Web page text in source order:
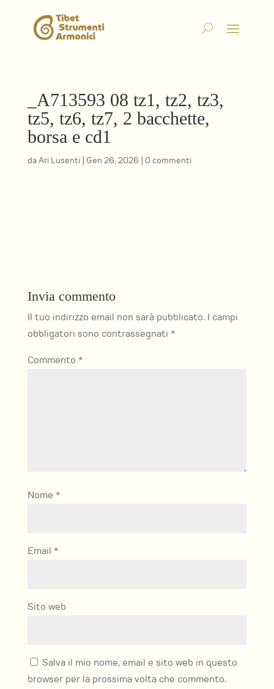
_A713593 08 tz1, tz2, tz3,
tz5, tz6, tz7, 2 bacchette,
borsa e cd1
daAri Lusenti | Gen 26, 2026 | 0 commenti
Invia commento
Il tuo indirizzo email non sarà pubblicato. I campi
obbligatori sono contrassegnati *
Commento *
Nome *
Email *
Sito web
Salva il mio nome, email e sito web in questo
browser per la prossima volta che commento.